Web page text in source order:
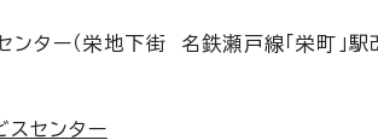
ンター（栄地下街 名鉄瀬戸線「栄町」
スセンター